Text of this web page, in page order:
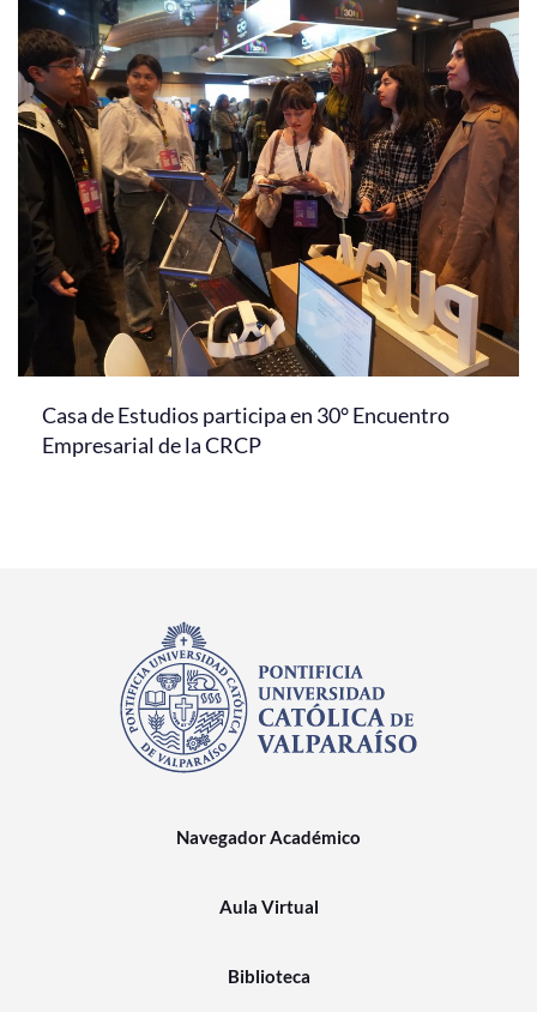
Casa de Estudios participa en 30° Encuentro
Empresarial de la CRCP
Navegador Académico
Aula Virtual
Biblioteca